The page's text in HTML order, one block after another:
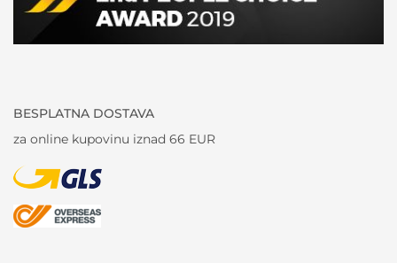
BESPLATNA DOSTAVA
za online kupovinu iznad 66 EUR